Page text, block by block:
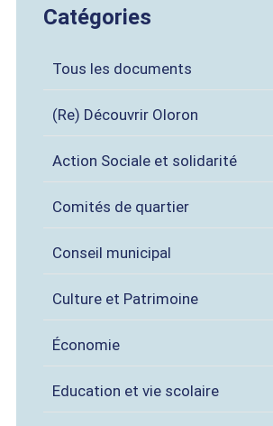
Catégories
Tous les documents
(Re) Découvrir Oloron
Action Sociale et solidarité
Comités de quartier
Conseil municipal
Culture et Patrimoine
Économie
Education et vie scolaire